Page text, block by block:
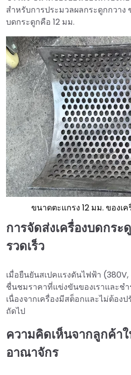
สำหรับการประมวลผลกระดูกกวาง
บดกระดูกคือ 12 มม.
ขนาดตะแกรง 12 มม. ของเ
การจัดส่งเครื่องบดกระ
รวดเร็ว
เมื่อยืนยันสเปคแรงดันไฟฟ้า (380V,
ชื่นชมราคาที่แข่งขันของเราและชำ
เนื่องจากเครื่องมีสต็อกและไม่ต้องป
ถัดไป
ความคิดเห็นจากลูกค้า
อาณาจักร